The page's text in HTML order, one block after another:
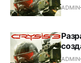
ADMIN
ADMIN